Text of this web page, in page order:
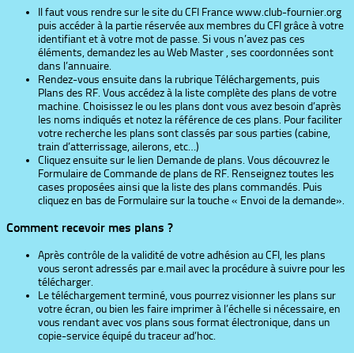
Il faut vous rendre sur le site du CFI France www.club-fournier.org
puis accéder à la partie réservée aux membres du CFI grâce à votre
identifiant et à votre mot de passe. Si vous n’avez pas ces
éléments, demandez les au Web Master , ses coordonnées sont
dans l’annuaire.
Rendez-vous ensuite dans la rubrique Téléchargements, puis
Plans des RF. Vous accédez à la liste complète des plans de votre
machine. Choisissez le ou les plans dont vous avez besoin d’après
les noms indiqués et notez la référence de ces plans. Pour faciliter
votre recherche les plans sont classés par sous parties (cabine,
train d’atterrissage, ailerons, etc…)
Cliquez ensuite sur le lien Demande de plans. Vous découvrez le
Formulaire de Commande de plans de RF. Renseignez toutes les
cases proposées ainsi que la liste des plans commandés. Puis
cliquez en bas de Formulaire sur la touche « Envoi de la demande».
Comment recevoir mes plans ?
Après contrôle de la validité de votre adhésion au CFI, les plans
vous seront adressés par e.mail avec la procédure à suivre pour les
télécharger.
Le téléchargement terminé, vous pourrez visionner les plans sur
votre écran, ou bien les faire imprimer à l’échelle si nécessaire, en
vous rendant avec vos plans sous format électronique, dans un
copie-service équipé du traceur ad’hoc.